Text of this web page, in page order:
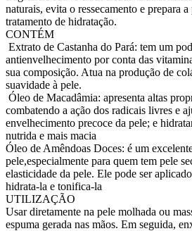
naturais, evita o ressecamento e prepara
tratamento de hidratação.
CONTÉM
Extrato de Castanha do Pará: tem um
antienvelhecimento por conta das
sua composição. Atua na produção de
suavidade à pele.
Óleo de Macadâmia: apresenta altas
combatendo a ação dos radicais livres e
envelhecimento precoce da pele; e
nutrida e mais macia
Óleo de Amêndoas Doces: é um
pele,especialmente para quem tem pele
elasticidade da pele. Ele pode ser
hidrata-la e tonifica-la
UTILIZAÇÃO
Usar diretamente na pele molhada ou
espuma gerada nas mãos. Em seguida,